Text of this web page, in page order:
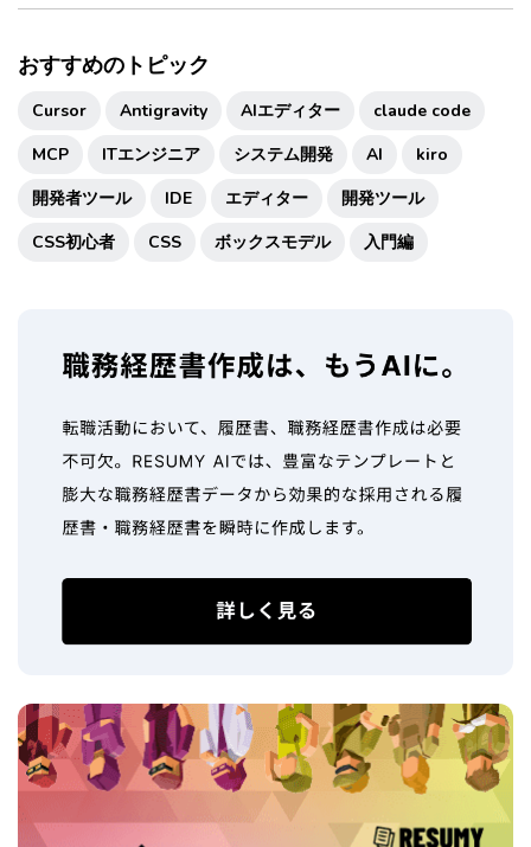
おすすめのトピック
Cursor Antigravity AIエディター
claude code
MCP
ITエンジニア システム開発 AI
kiro
開発者ツール
IDE エディター
開発ツール
CSS初心者
CSS ボックスモデル 入門編